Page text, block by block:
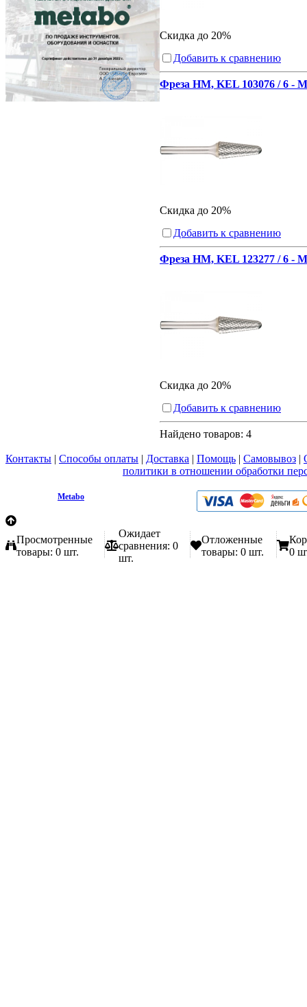
Скидка до 20%
Добавить к сравнению
Фреза HM, KEL 103076 / 6 -
Скидка до 20%
Добавить к сравнению
Фреза HM, KEL 123277 / 6 -
Скидка до 20%
Добавить к сравнению
Найдено товаров: 4
Контакты | Способы оплаты | Доставка | Помощь | Самовывоз |
политики в отношении обработки
Metabo
Просмотренные
товары: 0 шт.
Ожидает
сравнения: 0
шт.
Отложенные
товары: 0 шт.
0